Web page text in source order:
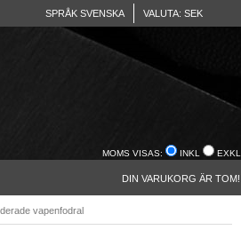
SPRÅK SVENSKA VALUTA: SEK
MOMS VISAS: INKL EXKL
DIN VARUKORG ÄR TOM!
vapenfodral